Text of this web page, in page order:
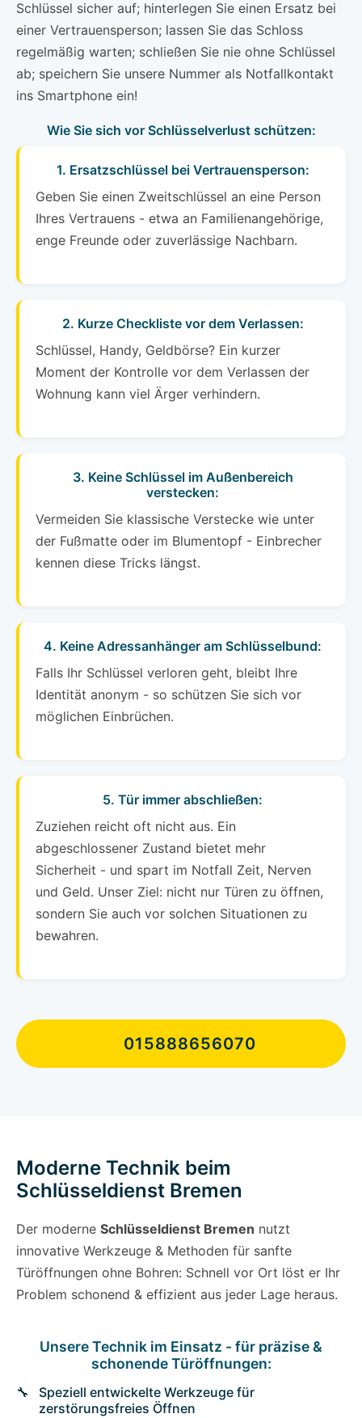
Schlüssel sicher auf; hinterlegen Sie einen Ersatz bei
einer Vertrauensperson; lassen Sie das Schloss
regelmäßig warten; schließen Sie nie ohne Schlüssel
ab; speichern Sie unsere Nummer als Notfallkontakt
ins Smartphone ein!
Wie Sie sich vor Schlüsselverlust schützen:
1. Ersatzschlüssel bei Vertrauensperson:
Geben Sie einen Zweitschlüssel an eine Person
Ihres Vertrauens - etwa an Familienangehörige,
enge Freunde oder zuverlässige Nachbarn.
2. Kurze Checkliste vor dem Verlassen:
Schlüssel, Handy, Geldbörse? Ein kurzer
Moment der Kontrolle vor dem Verlassen der
Wohnung kann viel Ärger verhindern.
3. Keine Schlüssel im Außenbereich
verstecken:
Vermeiden Sie klassische Verstecke wie unter
der Fußmatte oder im Blumentopf - Einbrecher
kennen diese Tricks längst.
4. Keine Adressanhänger am Schlüsselbund:
Falls Ihr Schlüssel verloren geht, bleibt Ihre
Identität anonym - so schützen Sie sich vor
möglichen Einbrüchen.
5. Tür immer abschließen:
Zuziehen reicht oft nicht aus. Ein
abgeschlossener Zustand bietet mehr
Sicherheit - und spart im Notfall Zeit, Nerven
und Geld. Unser Ziel: nicht nur Türen zu öffnen,
sondern Sie auch vor solchen Situationen zu
bewahren.
015888656070
Moderne Technik beim
Schlüsseldienst Bremen
Der moderne Schlüsseldienst Bremen nutzt
innovative Werkzeuge & Methoden für sanfte
Türöffnungen ohne Bohren: Schnell vor Ort löst er Ihr
Problem schonend & effizient aus jeder Lage heraus.
Unsere Technik im Einsatz - für präzise &
schonende Türöffnungen:
Speziell entwickelte Werkzeuge für
zerstörungsfreies Öffnen